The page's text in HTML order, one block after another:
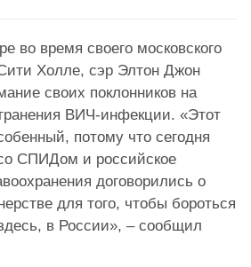
во время своего московского
Холле, сэр Элтон Джон
своих поклонников на
ВИЧ-инфекции. «Этот
потому что сегодня
СПИДом и российское
договорились о
для того, чтобы бороться
в России», – сообщил